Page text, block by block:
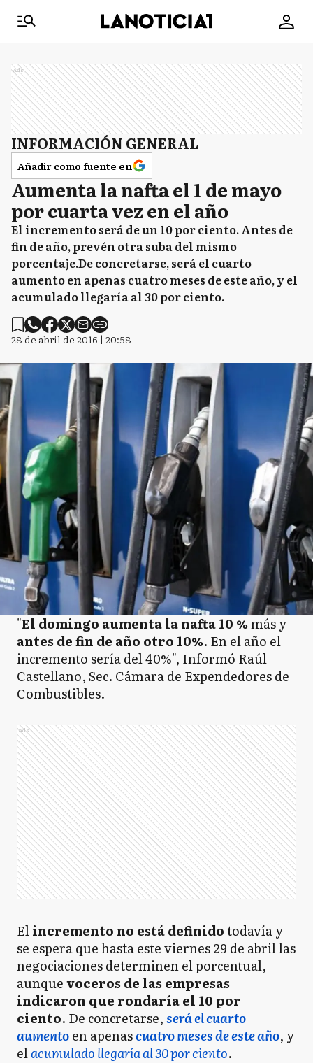
Ads
INFORMACIÓN GENERAL
Añadir como fuente en
Aumenta la nafta el 1 de mayo
por cuarta vez en el año
El incremento será de un 10 por ciento. Antes de
fin de año, prevén otra suba del mismo
porcentaje.De concretarse, será el cuarto
aumento en apenas cuatro meses de este año, y el
acumulado llegaría al 30 por ciento.
28 de abril de 2016 | 20:58
"El domingo aumenta la nafta 10 %más y
antes de fin de año otro 10%. En el año el
incremento sería del 40%", Informó Raúl
Castellano, Sec. Cámara de Expendedores de
Combustibles.
Ads
Elincremento no está definidotodavía y
se espera que hasta este viernes 29 de abril las
negociaciones determinen el porcentual,
aunquevoceros de las empresas
indicaron que rondaría el 10 por
ciento. De concretarse,será el cuarto
aumentoen apenascuatro meses de este año, y
elacumulado llegaría al 30 por ciento.